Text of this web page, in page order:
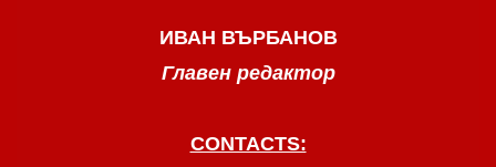
ИВАН ВЪРБАНОВ
Главен редактор
CONTACTS: